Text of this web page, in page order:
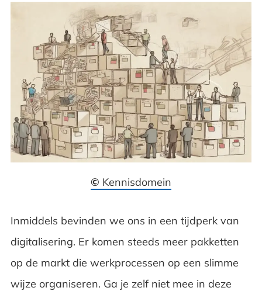
© Kennisdomein
Inmiddels bevinden we ons in een tijdperk van
digitalisering. Er komen steeds meer pakketten
op de markt die werkprocessen op een slimme
wijze organiseren. Ga je zelf niet mee in deze